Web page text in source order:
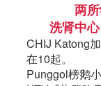
两
洗肾中
CHIJ Katong
在10起。
Punggol榜鹅